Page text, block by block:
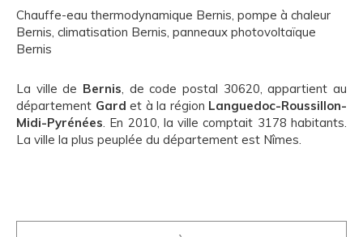
Chauffe-eau thermodynamique Bernis, pompe à chaleur
Bernis, climatisation Bernis, panneaux photovoltaïque
Bernis
La ville de Bernis, de code postal 30620, appartient au
département Gard et à la région Languedoc-Roussillon-
Midi-Pyrénées. En 2010, la ville comptait 3178 habitants.
La ville la plus peuplée du département est Nîmes.